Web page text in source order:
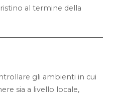
al termine della
gli ambienti in cui
sia a livello locale,